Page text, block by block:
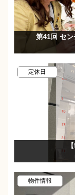
第41回 セ
定休日
物件情報